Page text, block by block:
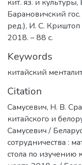
кит. яз. и
Барановичский
ред.), И. С. Криштоп
2018. – 88 с.
Keywords
китайский
Citation
Самусевич, Н. В.
китайского и
Самусевич /
сотрудничества :
стола по изучению